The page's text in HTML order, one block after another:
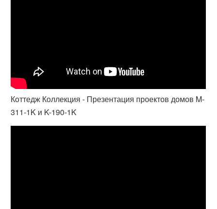
Коттедж Коллекция - Презентация проектов домов M-
311-1K и K-190-1K